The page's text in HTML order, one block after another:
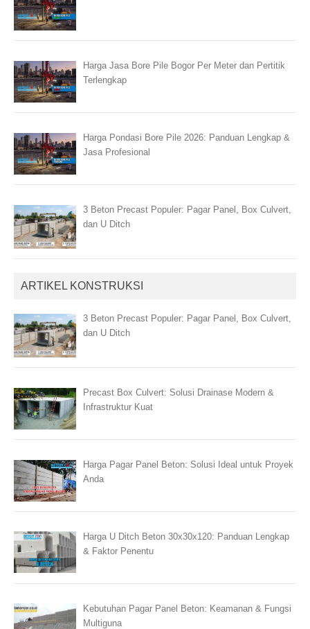
Harga Jasa Bore Pile Bogor Per Meter dan Pertitik
Terlengkap
Harga Pondasi Bore Pile 2026: Panduan Lengkap &
Jasa Profesional
3 Beton Precast Populer: Pagar Panel, Box Culvert,
dan U Ditch
ARTIKEL KONSTRUKSI
3 Beton Precast Populer: Pagar Panel, Box Culvert,
dan U Ditch
Precast Box Culvert: Solusi Drainase Modern &
Infrastruktur Kuat
Harga Pagar Panel Beton: Solusi Ideal untuk Proyek
Anda
Harga U Ditch Beton 30x30x120: Panduan Lengkap
& Faktor Penentu
Kebutuhan Pagar Panel Beton: Keamanan & Fungsi
Multiguna